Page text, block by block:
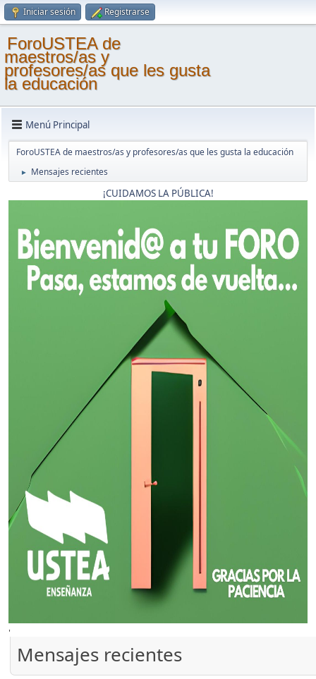
Iniciar sesión Registrarse
ForoUSTEA de
maestros/as y
profesores/as que les gusta
la educación
Menú Principal
ForoUSTEA de maestros/as y profesores/as que les gusta la educación
► Mensajes recientes
¡CUIDAMOS LA PÚBLICA!
'
Mensajes recientes